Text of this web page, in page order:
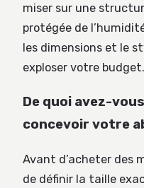
miser sur une
protégée de
les dimensions et le
exploser votre budget.
De quoi avez-
concevoir votre
Avant d’acheter des
de définir la taille